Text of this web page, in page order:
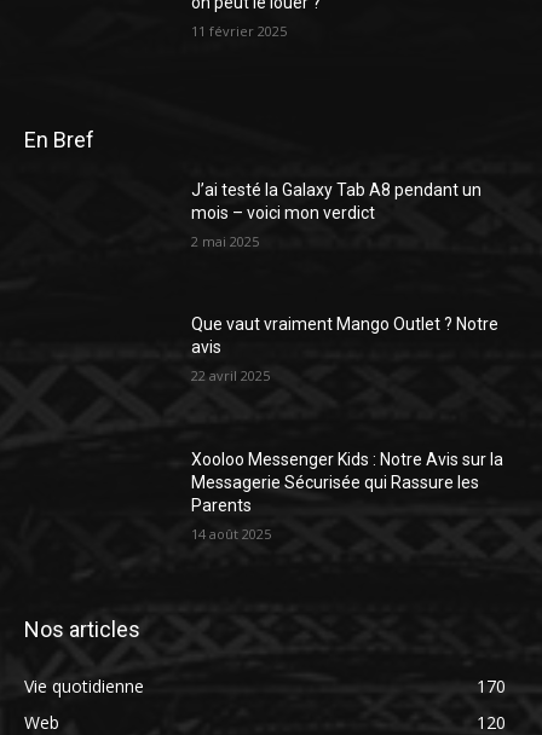
11 février 2025
En Bref
J’ai testé la Galaxy Tab A8 pendant un
mois – voici mon verdict
2 mai 2025
Que vaut vraiment Mango Outlet ? Notre
avis
22 avril 2025
Xooloo Messenger Kids : Notre Avis sur la
Messagerie Sécurisée qui Rassure les
Parents
14 août 2025
Nos articles
Vie quotidienne
170
Web
120